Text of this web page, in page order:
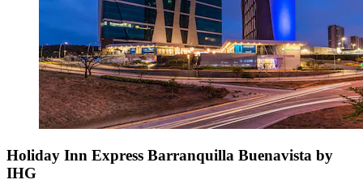
Holiday Inn Express Barranquilla Buenavista by
IHG